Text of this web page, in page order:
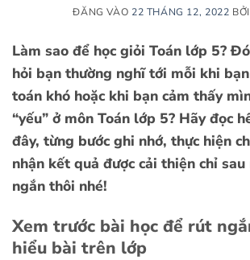
ĐĂNG VÀO 22 THÁNG 12, 2022 BỞI
Làm sao để học giỏi Toán lớp 5?
hỏi bạn thường nghĩ tới mỗi khi
toán khó hoặc khi bạn cảm thấy
“yếu” ở môn Toán lớp 5? Hãy đọc
đây, từng bước ghi nhớ, thực hiện
nhận kết quả được cải thiện chỉ
ngắn thôi nhé!
Xem trước bài học để rút
hiểu bài trên lớp